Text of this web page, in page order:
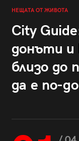
НЕЩАТА ОТ ЖИВОТА
City
донъти и
близо до
да е по-